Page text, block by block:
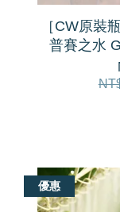
［CW原裝
普賽之水
優惠